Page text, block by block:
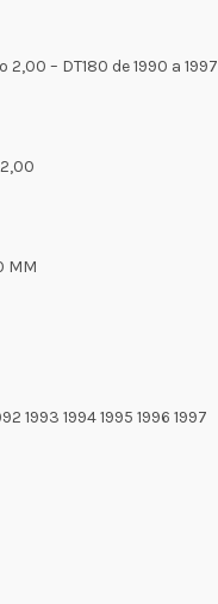
– DT180 de 1990 a 1997
2,00
MM
1993 1994 1995 1996 1997